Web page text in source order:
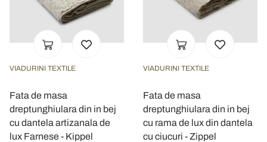
VIADURINI TEXTILE
Fata de masa
dreptunghiulara din in bej
cu dantela artizanala de
lux Farnese - Kippel
VIADURINI TEXTILE
Fata de masa
dreptunghiulara din in bej
cu rama de lux din dantela
cu ciucuri - Zippel